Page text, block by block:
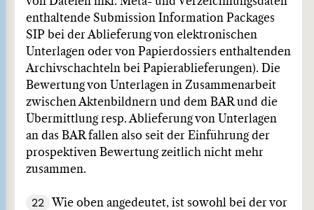
enthaltende Submission Information Packages
SIP bei der Ablieferung von elektronischen
Unterlagen oder von Papierdossiers enthaltenden
Archivschachteln bei Papierablieferungen). Die
Bewertung von Unterlagen in Zusammenarbeit
zwischen Aktenbildnern und dem BAR und die
Übermittlung resp. Ablieferung von Unterlagen
an das BAR fallen also seit der Einführung der
prospektiven Bewertung zeitlich nicht mehr
zusammen.
22
Wie oben angedeutet, ist sowohl bei der vor